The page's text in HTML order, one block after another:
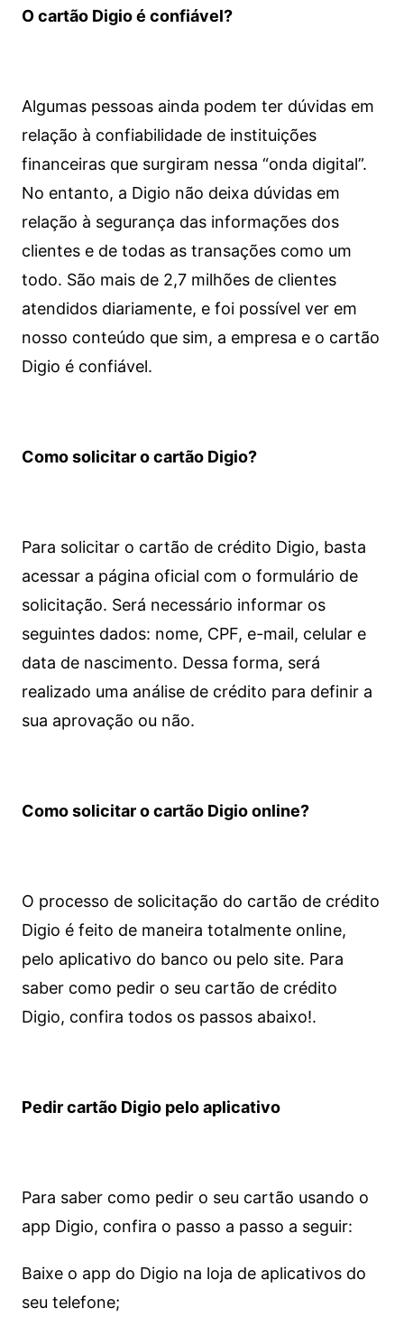
O cartão Digio é confiável?
Algumas pessoas ainda podem ter dúvidas em
relação à confiabilidade de instituições
financeiras que surgiram nessa “onda digital”.
No entanto, a Digio não deixa dúvidas em
relação à segurança das informações dos
clientes e de todas as transações como um
todo. São mais de 2,7 milhões de clientes
atendidos diariamente, e foi possível ver em
nosso conteúdo que sim, a empresa e o cartão
Digio é confiável.
Como solicitar o cartão Digio?
Para solicitar o cartão de crédito Digio, basta
acessar a página oficial com o formulário de
solicitação. Será necessário informar os
seguintes dados: nome, CPF, e-mail, celular e
data de nascimento. Dessa forma, será
realizado uma análise de crédito para definir a
sua aprovação ou não.
Como solicitar o cartão Digio online?
O processo de solicitação do cartão de crédito
Digio é feito de maneira totalmente online,
pelo aplicativo do banco ou pelo site. Para
saber como pedir o seu cartão de crédito
Digio, confira todos os passos abaixo!.
Pedir cartão Digio pelo aplicativo
Para saber como pedir o seu cartão usando o
app Digio, confira o passo a passo a seguir:
Baixe o app do Digio na loja de aplicativos do
seu telefone;